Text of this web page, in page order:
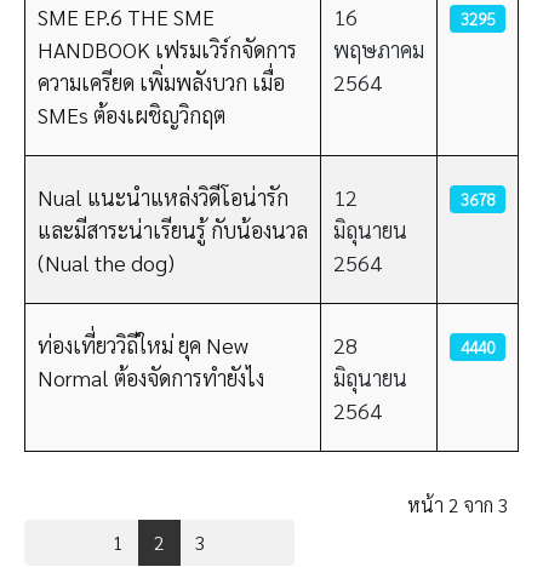
SME EP.6 THE SME
HANDBOOK เฟรมเวิร์กจัดการ
ความเครียด เพิ่มพลังบวก เมื่อ
SMEs ต้องเผชิญวิกฤต
16
พฤษภาคม
2564
3295
Nual แนะนำแหล่งวิดีโอน่ารัก
และมีสาระน่าเรียนรู้ กับน้องนวล
(Nual the dog)
12
มิถุนายน
2564
3678
ท่องเที่ยววิถีใหม่ ยุค New
Normal ต้องจัดการทำยังไง
28
มิถุนายน
2564
4440
หน้า 2 จาก 3
1
2 3